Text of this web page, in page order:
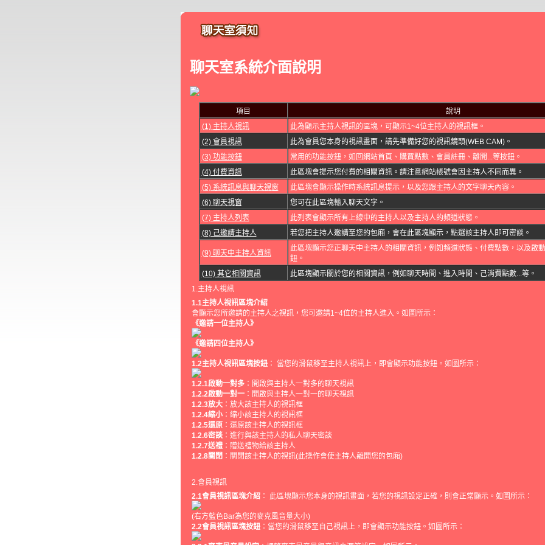
聊天室系統介面說明
項目
說明
(1) 主持人視訊
此為顯示主持人視訊的區塊，可顯示1~4位主持人的視訊框。
(2) 會員視訊
此為會員您本身的視訊畫面，請先準備好您的視訊鏡頭(WEB CAM)。
(3) 功能按鈕
常用的功能按鈕，如回網站首頁、購買點數、會員註冊、離開...等按鈕。
(4) 付費資訊
此區塊會提示您付費的相關資訊。請注意網站帳號會因主持人不同而異。
(5) 系統訊息與聊天視窗
此區塊會顯示操作時系統訊息提示，以及您跟主持人的文字聊天內容。
(6) 聊天視窗
您可在此區塊輸入聊天文字。
(7) 主持人列表
此列表會顯示所有上線中的主持人以及主持人的頻道狀態。
(8) 己邀請主持人
若您把主持人邀請至您的包廂，會在此區塊顯示，點選該主持人即可密談。
(9) 聊天中主持人資訊
此區塊顯示您正聊天中主持人的相關資訊，例如頻道狀態、付費點數，以及啟
鈕。
(10) 其它相關資訊
此區塊顯示關於您的相關資訊，例如聊天時間、進入時間、己消費點數...等。
1.主持人視訊
1.1主持人視訊區塊介紹
會顯示您所邀請的主持人之視訊，您可邀請1~4位的主持人進入。如圖所示：
《邀請一位主持人》
《邀請四位主持人》
1.2主持人視訊區塊按鈕 ： 當您的滑鼠移至主持人視訊上，即會顯示功能按鈕。如圖所示：
1.2.1啟動一對多 ：開啟與主持人一對多的聊天視訊
1.2.2啟動一對一 ：開啟與主持人一對一的聊天視訊
1.2.3放大 ：放大該主持人的視訊框
1.2.4縮小 ：縮小該主持人的視訊框
1.2.5還原 ：還原該主持人的視訊框
1.2.6密談 ：進行與該主持人的私人聊天密談
1.2.7送禮 ：贈送禮物給該主持人
1.2.8關閉 ：關閉該主持人的視訊(此操作會使主持人離開您的包廂)
2.會員視訊
2.1會員視訊區塊介紹 ： 此區塊顯示您本身的視訊畫面，若您的視訊設定正確，則會正常顯示。如圖所示：
(右方藍色Bar為您的麥克風音量大小)
2.2會員視訊區塊按鈕 ：當您的滑鼠移至自己視訊上，即會顯示功能按鈕。如圖所示：